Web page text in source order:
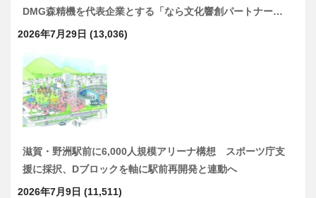
DMG森精機を代表企業とする「なら文化響創パートナー…
2026年7月29日 (13,036)
滋賀・野洲駅前に6,000人規模アリーナ構想 スポーツ庁支
援に採択、Dブロックを軸に駅前再開発と連動へ
2026年7月9日 (11,511)